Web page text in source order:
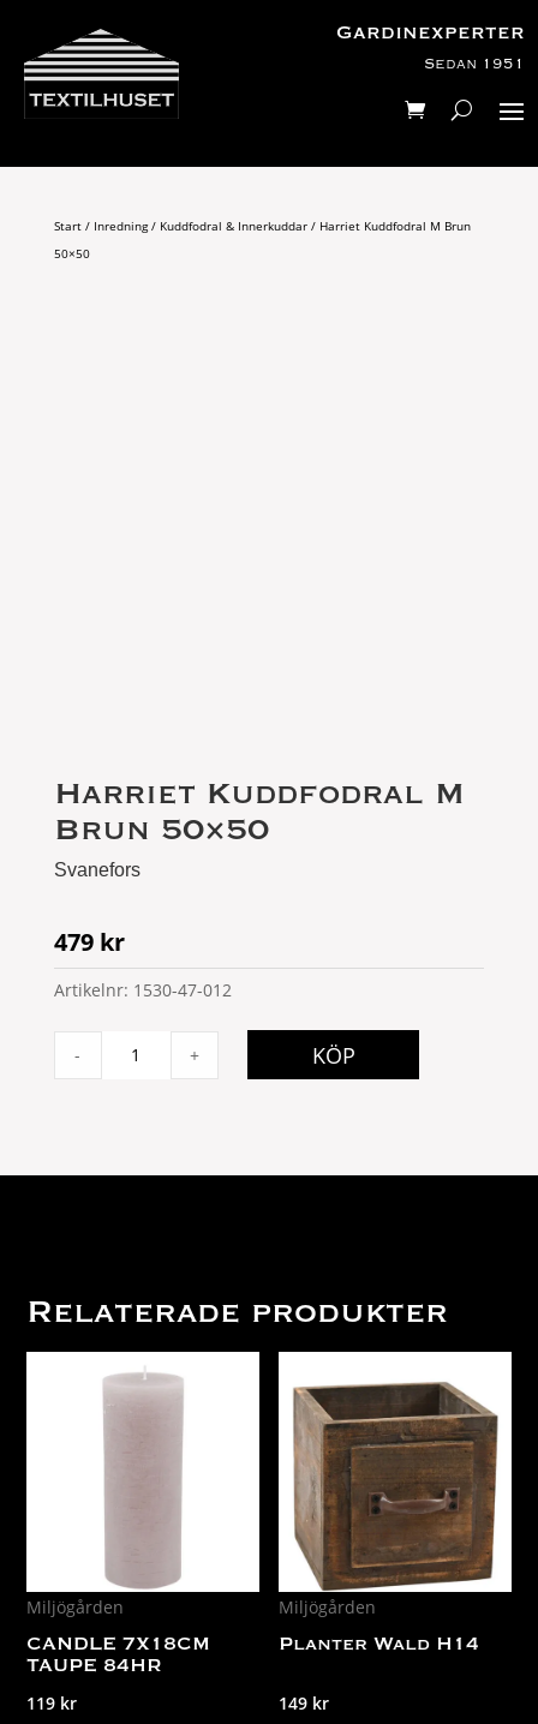
Gardinexperter
Sedan 1951
Start/ Inredning/ Kuddfodral & Innerkuddar/ Harriet Kuddfodral M Brun
50×50
Harriet Kuddfodral M
Brun 50×50
Svanefors
479 kr
Artikelnr: 1530-47-012
quantity
- + KÖP
Relaterade produkter
Miljögården
CANDLE 7X18CM
TAUPE 84HR
119 kr
Miljögården
Planter Wald H14
149 kr